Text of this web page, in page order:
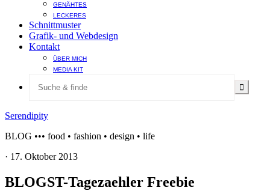
GENÄHTES
LECKERES
Schnittmuster
Grafik- und Webdesign
Kontakt
ÜBER MICH
MEDIA KIT
Serendipity
BLOG ••• food • fashion • design • life
· 17. Oktober 2013
BLOGST-Tagezaehler Freebie